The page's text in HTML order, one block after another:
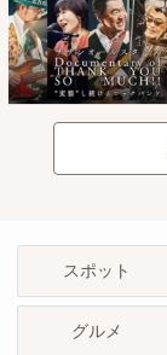
スポット
グルメ